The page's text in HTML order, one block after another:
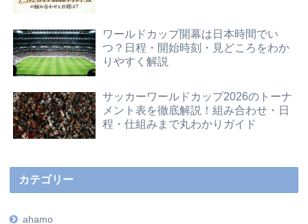
ワールドカップ開幕は日本時間でい
つ？日程・開始時刻・見どころをわか
りやすく解説
サッカーワールドカップ2026のトーナ
メント表を徹底解説！組み合わせ・日
程・仕組みまで丸わかりガイド
カテゴリー
ahamo